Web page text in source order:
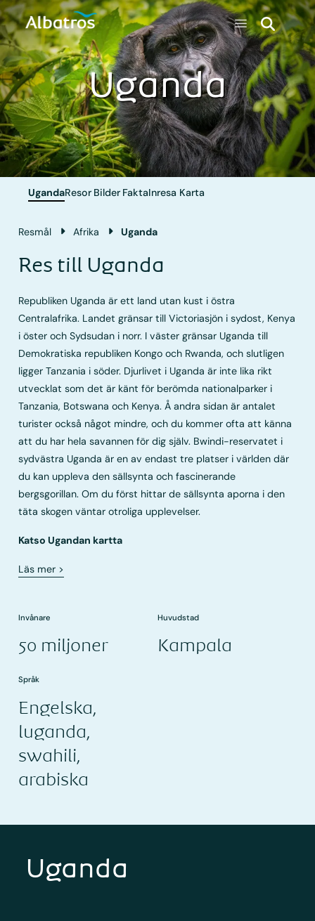
Uganda
UgandaResor Bilder FaktaInresa Karta
Resmål Afrika Uganda
Res till Uganda
Republiken Uganda är ett land utan kust i östra
Centralafrika. Landet gränsar till Victoriasjön i sydost, Kenya
i öster och Sydsudan i norr. I väster gränsar Uganda till
Demokratiska republiken Kongo och Rwanda, och slutligen
ligger Tanzania i söder. Djurlivet i Uganda är inte lika rikt
utvecklat som det är känt för berömda nationalparker i
Tanzania, Botswana och Kenya. Å andra sidan är antalet
turister också något mindre, och du kommer ofta att känna
att du har hela savannen för dig själv. Bwindi-reservatet i
sydvästra Uganda är en av endast tre platser i världen där
du kan uppleva den sällsynta och fascinerande
bergsgorillan. Om du först hittar de sällsynta aporna i den
täta skogen väntar otroliga upplevelser.
Katso Ugandan kartta
Läs mer >
Invånare
50 miljoner
Huvudstad
Kampala
Språk
Engelska,
luganda,
swahili,
arabiska
Uganda